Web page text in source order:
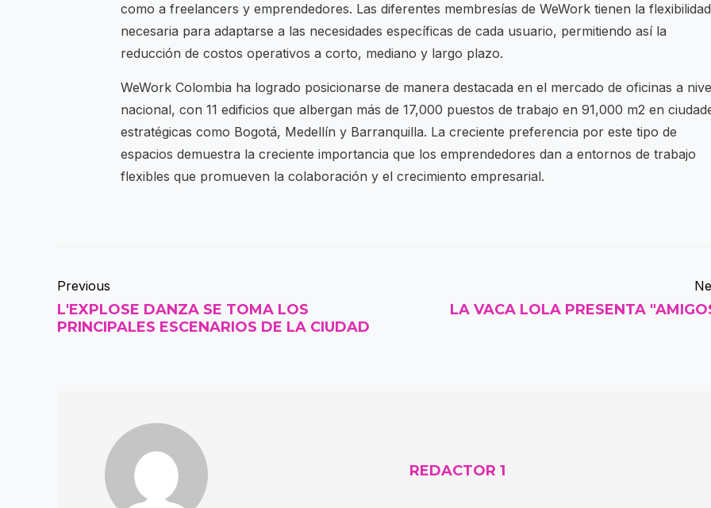
como a freelancers y emprendedores. Las diferentes membresías de WeWork tienen la flexibilidad
necesaria para adaptarse a las necesidades específicas de cada usuario, permitiendo así la
reducción de costos operativos a corto, mediano y largo plazo.
WeWork Colombia ha logrado posicionarse de manera destacada en el mercado de oficinas a
nacional, con 11 edificios que albergan más de 17,000 puestos de trabajo en 91,000 m2 en
estratégicas como Bogotá, Medellín y Barranquilla. La creciente preferencia por este tipo de
espacios demuestra la creciente importancia que los emprendedores dan a entornos de trabajo
flexibles que promueven la colaboración y el crecimiento empresarial.
Previous
L'EXPLOSE DANZA SE TOMA LOS
PRINCIPALES ESCENARIOS DE LA CIUDAD
LA VACA LOLA PRESENTA
REDACTOR 1